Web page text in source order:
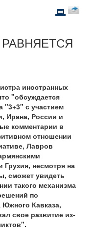
иностранных
"обсуждается
"3+3" с участием
Ирана, России и
комментарии в
отношении
Лавров
Грузия, несмотря на
сможет увидеть
такого механизма
по
Кавказа,
свое развитие из-